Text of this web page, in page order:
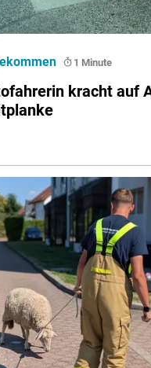
kracht auf
1 Minute